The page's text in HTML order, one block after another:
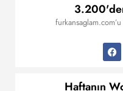
Haftanın